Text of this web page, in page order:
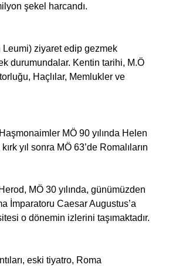
şekel harcandı.
Leumi) ziyaret edip gezmek
durumundalar. Kentin tarihi, M.Ö
Haçlılar, Memlukler ve
MÖ 90 yılında Helen
yıl sonra MÖ 63’de Romalıların
MÖ 30 yılında, günümüzden
İmparatoru Caesar Augustus’a
o dönemin izlerini taşımaktadır.
eski tiyatro, Roma